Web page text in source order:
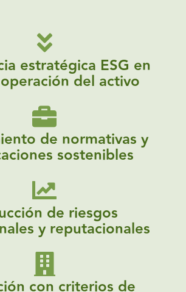
estratégica ESG en
del activo
de normativas y
sostenibles
de riesgos
y reputacionales
con criterios de